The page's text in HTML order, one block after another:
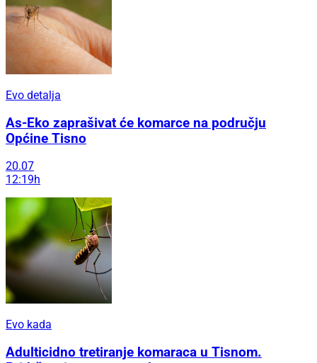
Evo detalja
As-Eko zaprašivat će komarce na području
Općine Tisno
20.07
12:19h
Evo kada
Adulticidno tretiranje komaraca u Tisnom.